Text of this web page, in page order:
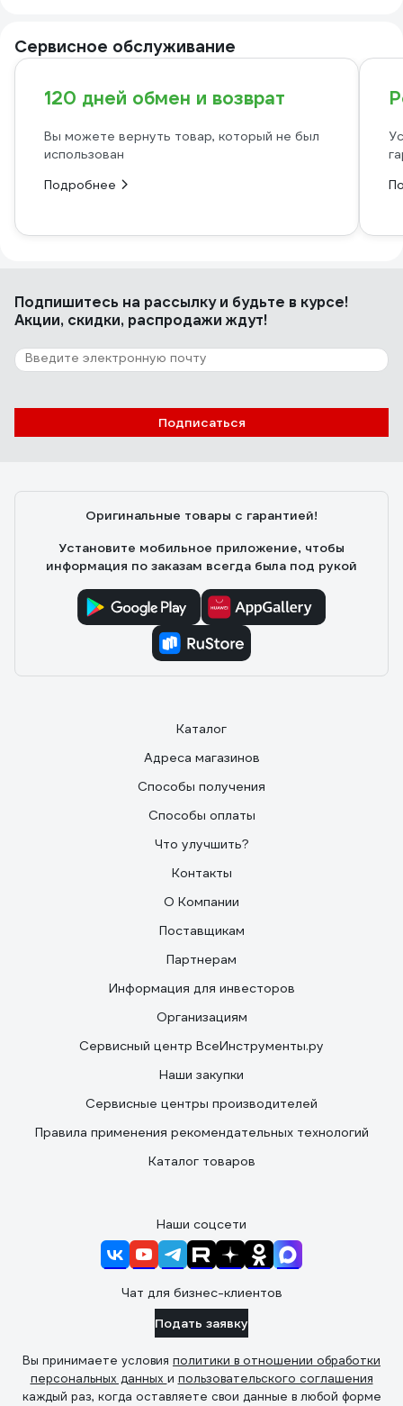
Сервисное обслуживание
120 дней обмен и возврат
Вы можете вернуть товар, который не был
использован
Подробнее
Подпишитесь на рассылкуи будьте в курсе!
Акции, скидки, распродажи ждут!
Подписаться
Оригинальные товары с гарантией!
Установите мобильное приложение, чтобы
информация по заказам всегда была под рукой
Каталог
Адреса магазинов
Способы получения
Способы оплаты
Что улучшить?
Контакты
О Компании
Поставщикам
Партнерам
Информация для инвесторов
Организациям
Сервисный центр ВсеИнструменты.ру
Наши закупки
Сервисные центры производителей
Правила применения рекомендательных технологий
Каталог товаров
Наши соцсети
Чат для бизнес-клиентов
Подать заявку
Вы принимаете условия политики в отношении обработки
персональных данных и пользовательского соглашения
каждый раз, когда оставляете свои данные в любой форме